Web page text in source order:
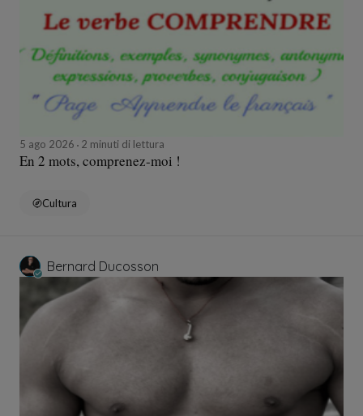
5 ago 2026 2 minuti di lettura
En 2 mots, comprenez-moi !
Cultura
Bernard Ducosson